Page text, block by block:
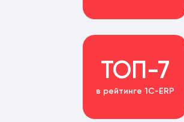
ТОП-7
в рейтинге 1С-ERP